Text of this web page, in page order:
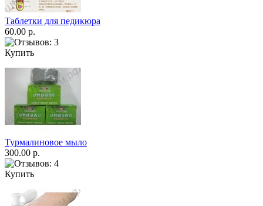
Таблетки для педикюра
60.00 р.
Купить
Турмалиновое мыло
300.00 р.
Купить